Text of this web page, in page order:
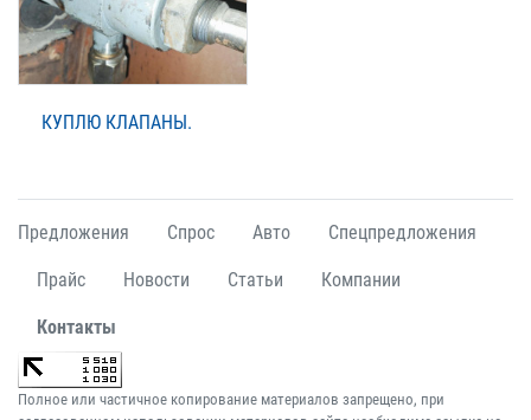
КУПЛЮ КЛАПАНЫ.
Предложения Спрос Авто Спецпредложения
Прайс Новости Статьи Компании
Контакты
Полное или частичное копирование материалов запрещено, при